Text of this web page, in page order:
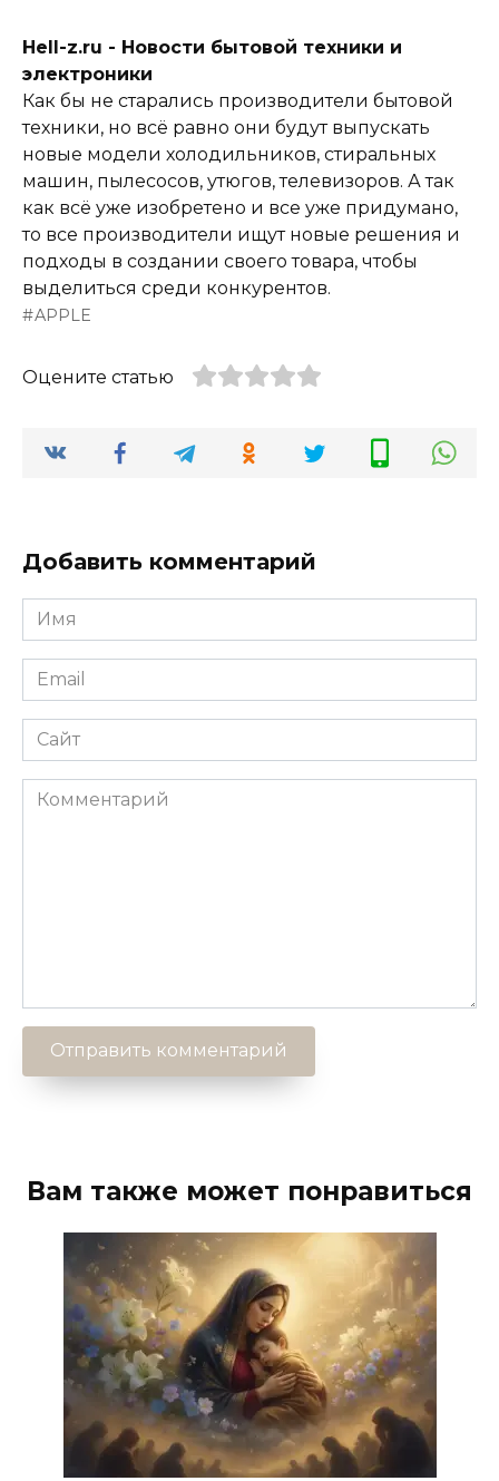
Hell-z.ru - Новости бытовой техники и
электроники
Как бы не старались производители бытовой
техники, но всё равно они будут выпускать
новые модели холодильников, стиральных
машин, пылесосов, утюгов, телевизоров. А так
как всё уже изобретено и все уже придумано,
то все производители ищут новые решения и
подходы в создании своего товара, чтобы
выделиться среди конкурентов.
APPLE
Оцените статью
Добавить комментарий
Имя
*
Email
*
Сайт
Комментарий
Вам также может понравиться